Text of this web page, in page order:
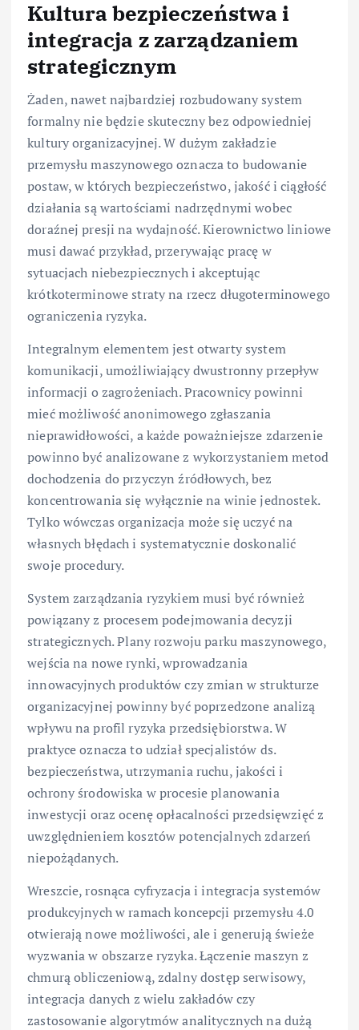
Kultura bezpieczeństwa i
integracja z zarządzaniem
strategicznym
Żaden, nawet najbardziej rozbudowany system
formalny nie będzie skuteczny bez odpowiedniej
kultury organizacyjnej. W dużym zakładzie
przemysłu maszynowego oznacza to budowanie
postaw, w których bezpieczeństwo, jakość i ciągłość
działania są wartościami nadrzędnymi wobec
doraźnej presji na wydajność. Kierownictwo liniowe
musi dawać przykład, przerywając pracę w
sytuacjach niebezpiecznych i akceptując
krótkoterminowe straty na rzecz długoterminowego
ograniczenia ryzyka.
Integralnym elementem jest otwarty system
komunikacji, umożliwiający dwustronny przepływ
informacji o zagrożeniach. Pracownicy powinni
mieć możliwość anonimowego zgłaszania
nieprawidłowości, a każde poważniejsze zdarzenie
powinno być analizowane z wykorzystaniem metod
dochodzenia do przyczyn źródłowych, bez
koncentrowania się wyłącznie na winie jednostek.
Tylko wówczas organizacja może się uczyć na
własnych błędach i systematycznie doskonalić
swoje procedury.
System zarządzania ryzykiem musi być również
powiązany z procesem podejmowania decyzji
strategicznych. Plany rozwoju parku maszynowego,
wejścia na nowe rynki, wprowadzania
innowacyjnych produktów czy zmian w strukturze
organizacyjnej powinny być poprzedzone analizą
wpływu na profil ryzyka przedsiębiorstwa. W
praktyce oznacza to udział specjalistów ds.
bezpieczeństwa, utrzymania ruchu, jakości i
ochrony środowiska w procesie planowania
inwestycji oraz ocenę opłacalności przedsięwzięć z
uwzględnieniem kosztów potencjalnych zdarzeń
niepożądanych.
Wreszcie, rosnąca cyfryzacja i integracja systemów
produkcyjnych w ramach koncepcji przemysłu 4.0
otwierają nowe możliwości, ale i generują świeże
wyzwania w obszarze ryzyka. Łączenie maszyn z
chmurą obliczeniową, zdalny dostęp serwisowy,
integracja danych z wielu zakładów czy
zastosowanie algorytmów analitycznych na dużą